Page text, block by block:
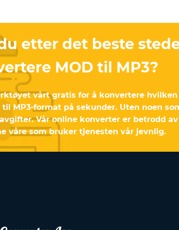
etter det beste
MOD til MP3?
vårt gratis for å konvertere
til MP3-format på sekunder. Uten noen
Vår online konverter er betrodd
våre som bruker tjenesten vår jevnlig.